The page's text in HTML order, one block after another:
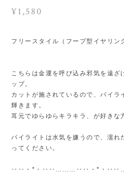
¥1,580
フリースタイル（フープ型イヤリン
こちらは金運を呼び込み邪気を遠ざ
ップ。
カットが施されているので、パイラ
輝きます。
耳元でゆらゆらキラキラ、が好きな
パイライトは水気を嫌うので、濡れ
ってください。
‥‥・*・‥‥………‥‥・*・